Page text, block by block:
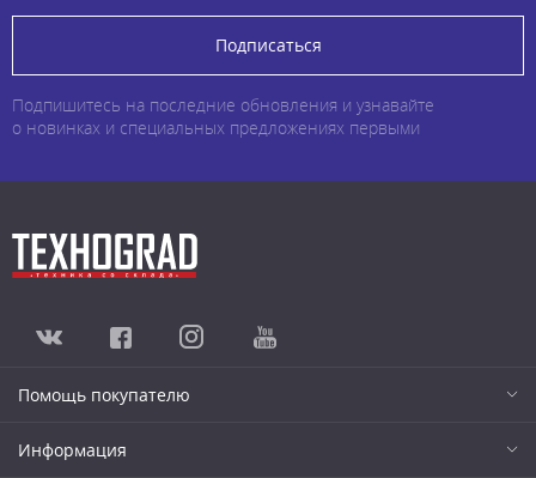
Подписаться
Подпишитесь на последние обновления и узнавайте
о новинках и специальных предложениях первыми
Помощь покупателю
Информация